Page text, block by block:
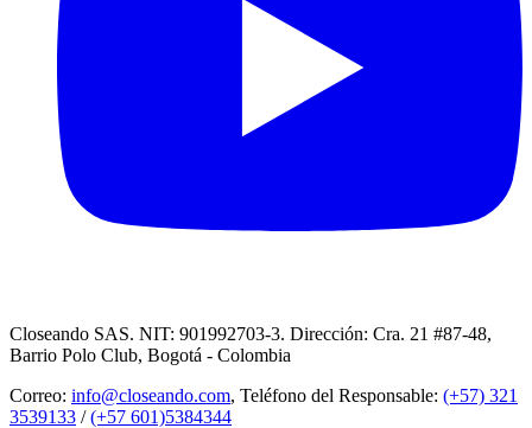
Closeando SAS. NIT: 901992703-3. Dirección: Cra. 21 #87-48,
Barrio Polo Club, Bogotá - Colombia
Correo: info@closeando.com, Teléfono del Responsable: (+57) 321
3539133 /(+57 601)5384344